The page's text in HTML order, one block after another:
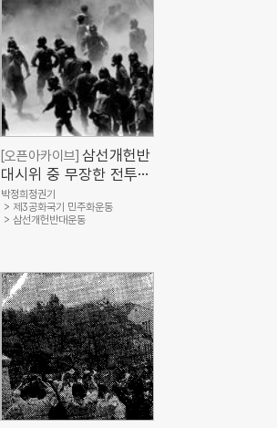
[오픈아카이브] 삼선개헌반
대시위 중 무장한 전투경
찰에게 연행되는 시민들
(경향신문사, 민주화운동
기념사업회)
박정희정권기
제3공화국기 민주화운동
삼선개헌반대운동